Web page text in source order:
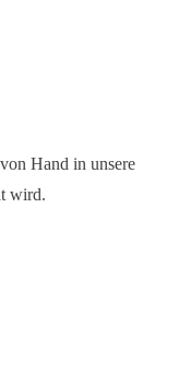
Hand in unsere
wird.